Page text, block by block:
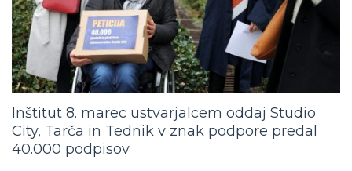
Inštitut 8. marec ustvarjalcem oddaj Studio
City, Tarča in Tednik v znak podpore predal
40.000 podpisov